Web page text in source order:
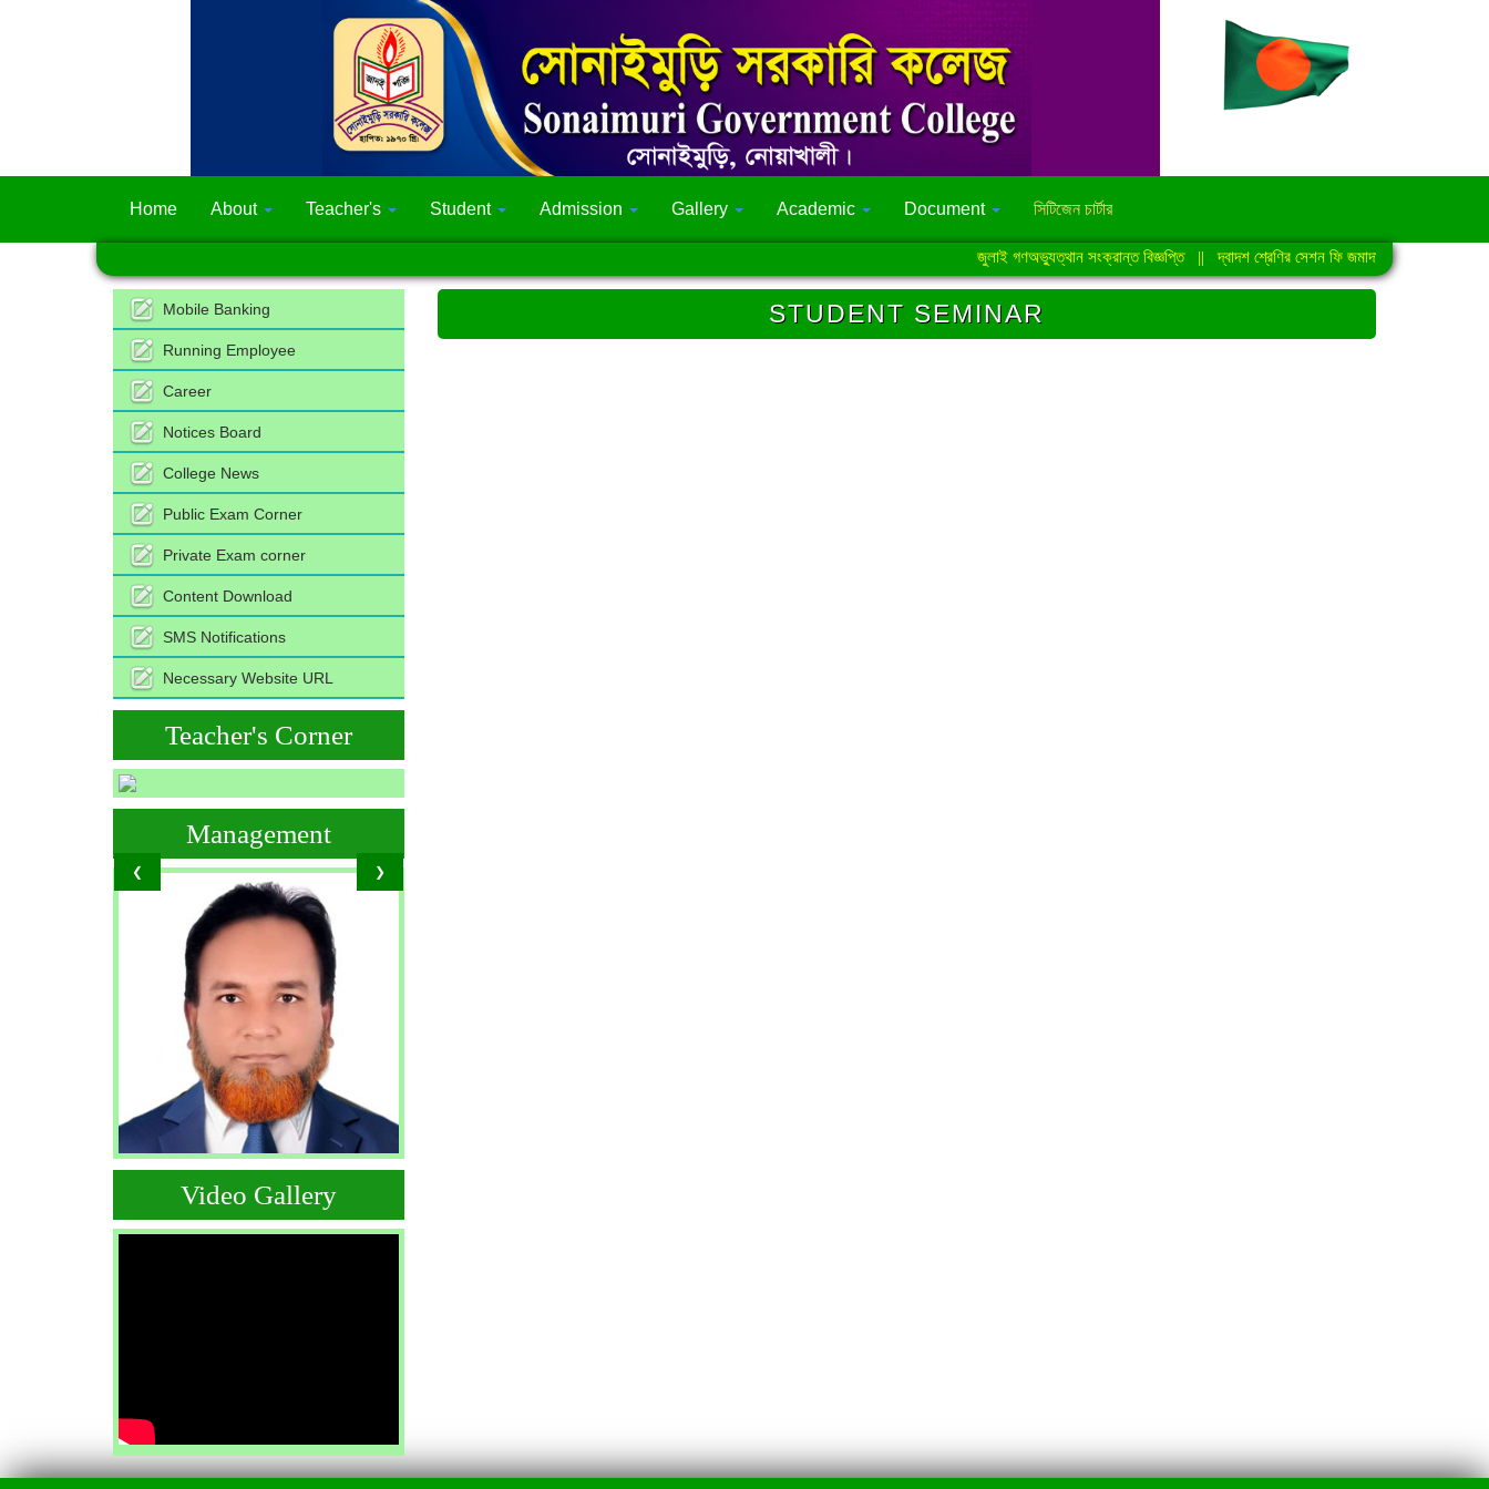
Home About Teacher's Student Admission Gallery Academic Document সিটিজেন চার্টার
জুলাই গণঅভ্যুত্থান সংক্রান্ত বিজ্ঞপ্তি|| দ্বাদশ শ্রেণির সেশন ফি জমাদান সংক্রান্ত নোটিশ
Mobile Banking
Running Employee
Career
Notices Board
College News
Public Exam Corner
Private Exam corner
Content Download
SMS Notifications
Necessary Website URL
Teacher's Corner
❮ ❯
Management
Video Gallery
STUDENT SEMINAR